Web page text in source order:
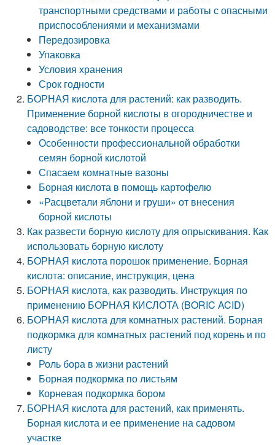
транспортными средствами и работы с опасными
приспособлениями и механизмами
Передозировка
Упаковка
Условия хранения
Срок годности
БОРНАЯ кислота для растений: как разводить.
Применение борной кислоты в огородничестве и
садоводстве: все тонкости процесса
Особенности профессиональной обработки
семян борной кислотой
Спасаем комнатные вазоны
Борная кислота в помощь картофелю
«Расцветали яблони и груши» от внесения
борной кислоты
Как развести борную кислоту для опрыскивания. Как
использовать борную кислоту
БОРНАЯ кислота порошок применение. Борная
кислота: описание, инструкция, цена
БОРНАЯ кислота, как разводить. Инструкция по
применению БОРНАЯ КИСЛОТА (BORIC ACID)
БОРНАЯ кислота для комнатных растений. Борная
подкормка для комнатных растений под корень и по
листу
Роль бора в жизни растений
Борная подкормка по листьям
Корневая подкормка бором
БОРНАЯ кислота для растений, как применять.
Борная кислота и ее применение на садовом
участке